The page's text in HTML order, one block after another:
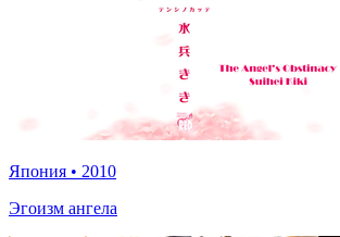
Япония • 2010
Эгоизм ангела